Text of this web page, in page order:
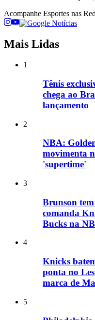
Acompanhe Esportes nas
Mais Lidas
1
Tênis
chega ao
lançamento
2
NBA:
movimenta
'supertime'
3
Brunson
comanda
Bucks na
4
Knicks
ponta no
marca de
5